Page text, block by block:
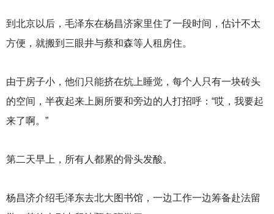
到北京以后，毛泽东在杨昌济家里住了一段时间，估计不太
方便，就搬到三眼井与蔡和森等人租房住。
由于房子小，他们只能挤在炕上睡觉，每个人只有一块砖头
的空间，半夜起来上厕所要和旁边的人打招呼：“哎，我要起
来了啊。”
第二天早上，所有人都累的骨头发酸。
杨昌济介绍毛泽东去北大图书馆，一边工作一边筹备赴法留